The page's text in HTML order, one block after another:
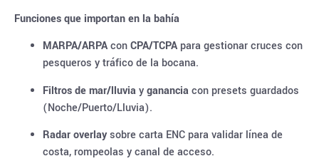
Funciones que importan en la bahía
MARPA/ARPAconCPA/TCPA para gestionar cruces con
pesqueros y tráfico de la bocana.
Filtros de mar/lluviaygananciacon presets guardados
(Noche/Puerto/Lluvia).
Radar overlaysobre carta ENC para validar línea de
costa, rompeolas y canal de acceso.